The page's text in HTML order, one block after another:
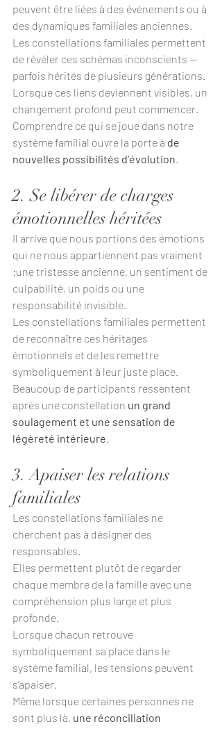
peuvent être liées à des événements ou à
des dynamiques familiales anciennes.
Les constellations familiales permettent
de révéler ces schémas inconscients —
parfois hérités de plusieurs générations.
Lorsque ces liens deviennent visibles, un
changement profond peut commencer.
Comprendre ce qui se joue dans notre
système familial ouvre la porte à de
nouvelles possibilités d’évolution.
2. Se libérer de charges
émotionnelles héritées
Il arrive que nous portions des émotions
qui ne nous appartiennent pas vraiment
:une tristesse ancienne, un sentiment de
culpabilité, un poids ou une
responsabilité invisible.
Les constellations familiales permettent
de reconnaître ces héritages
émotionnels et de les remettre
symboliquement à leur juste place.
Beaucoup de participants ressentent
après une constellation un grand
soulagement et une sensation de
légèreté intérieure.
3. Apaiser les relations
familiales
Les constellations familiales ne
cherchent pas à désigner des
responsables.
Elles permettent plutôt de regarder
chaque membre de la famille avec une
compréhension plus large et plus
profonde.
Lorsque chacun retrouve
symboliquement sa place dans le
système familial, les tensions peuvent
s’apaiser.
Même lorsque certaines personnes ne
sont plus là, une réconciliation